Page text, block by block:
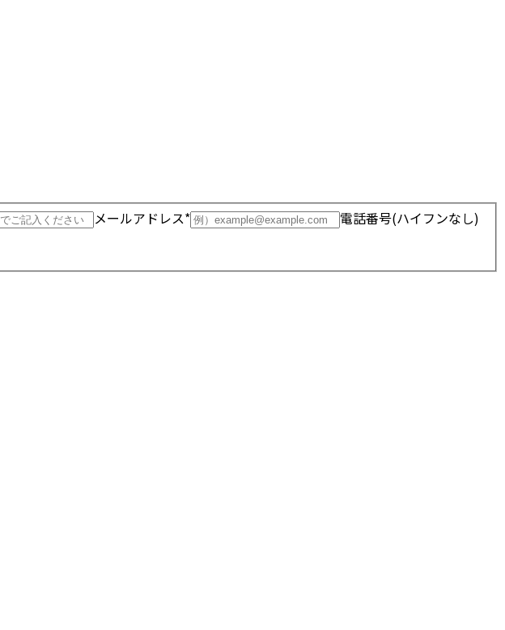
メールアドレス*
電話番号(ハイフンなし)